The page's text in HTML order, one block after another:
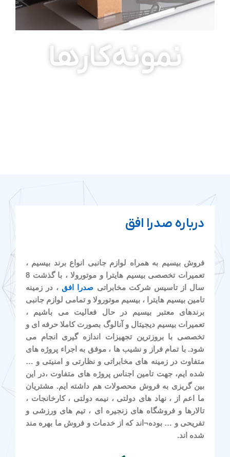
نمونه‌کارها
درباره صدرا افق
فروش بیسیم به همراه لوازم جانبی انواع برند بیسیم ،
تعمیرات تخصصی بیسیم هایترا و موتورولا ، با گذشت 8
سال از تاسیس شرکت مخابراتی صدرا افق ، در زمینه
تامین بیسیم هایترا ، بیسیم موتورولا و تمامی لوازم جانبی
برندهای معتبر بیسیم در حال فعالیت می باشیم ،
تعمیرات بیسیم دیجیتال و آنالوگ بصورت کاملا حرفه ای و
تخصصی با بروزترین تجهیزات اندازه گیری انجام می
شود. با تمام فراز و نشیب ها ، موفق به اجراء پروژه های
متفاوت در زمینه های مخابراتی و نظارتی و امنیتی و …
شده ایم، جهت تامین اجناس پروژه های متفاوت ،در این
بین گریزی به فروش محصولات هم داشته ایم. مشتریان
ما اعم از ، نهاد های دولتی ، نیمه دولتی ، کارخانجات ،
تالارها و فروشگاه های زنجیره ای ، تیم های ورزشی و
تفریحی و … بوده¬اند که از خدمات و فروش ما بهره مند
شده اند.